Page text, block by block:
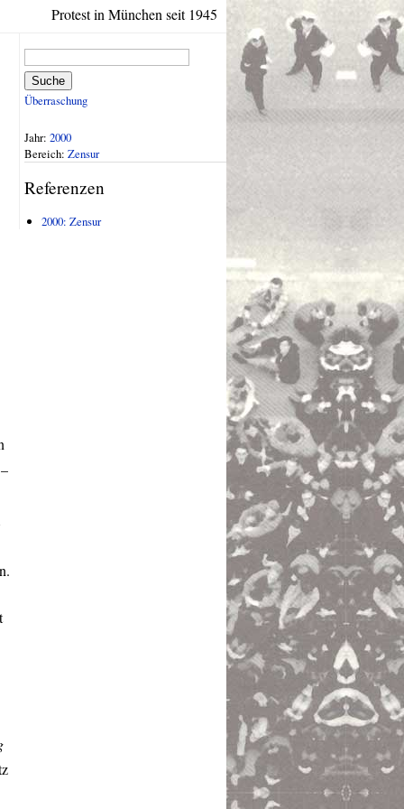
Protest in München seit 1945
Suche
Überraschung
Jahr: 2000
Bereich: Zensur
Referenzen
2000: Zensur